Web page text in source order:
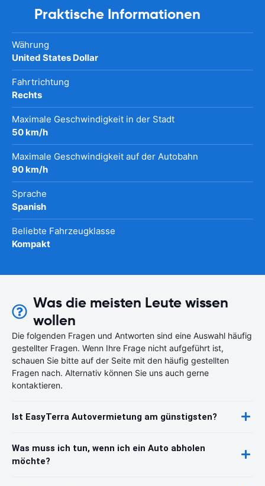
Praktische Informationen
Währung
United States Dollar
Fahrtrichtung
Rechts
Maximale Geschwindigkeit in der Stadt
50 km/h
Maximale Geschwindigkeit auf der Autobahn
90 km/h
Sprache
Spanish
Beliebte Fahrzeugklasse
Kompakt
Was die meisten Leute wissen
wollen
Die folgenden Fragen und Antworten sind eine Auswahl häufig
gestellter Fragen. Wenn Ihre Frage nicht aufgeführt ist,
schauen Sie bitte auf der Seite mit den häufig gestellten
Fragen nach. Alternativ können Sie uns auch gerne
kontaktieren.
Ist EasyTerra Autovermietung am günstigsten?
Was muss ich tun, wenn ich ein Auto abholen
möchte?